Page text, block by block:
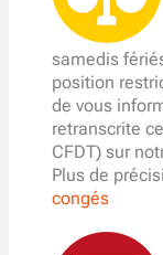
samedis
position
de vous
retranscrite
CFDT) sur
Plus de
congés